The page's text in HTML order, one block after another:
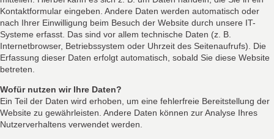
Kontaktformular eingeben. Andere Daten werden automatisch oder
nach Ihrer Einwilligung beim Besuch der Website durch unsere IT-
Systeme erfasst. Das sind vor allem technische Daten (z. B.
Internetbrowser, Betriebssystem oder Uhrzeit des Seitenaufrufs). Die
Erfassung dieser Daten erfolgt automatisch, sobald Sie diese Website
betreten.
Wofür nutzen wir Ihre Daten?
Ein Teil der Daten wird erhoben, um eine fehlerfreie Bereitstellung der
Website zu gewährleisten. Andere Daten können zur Analyse Ihres
Nutzerverhaltens verwendet werden.